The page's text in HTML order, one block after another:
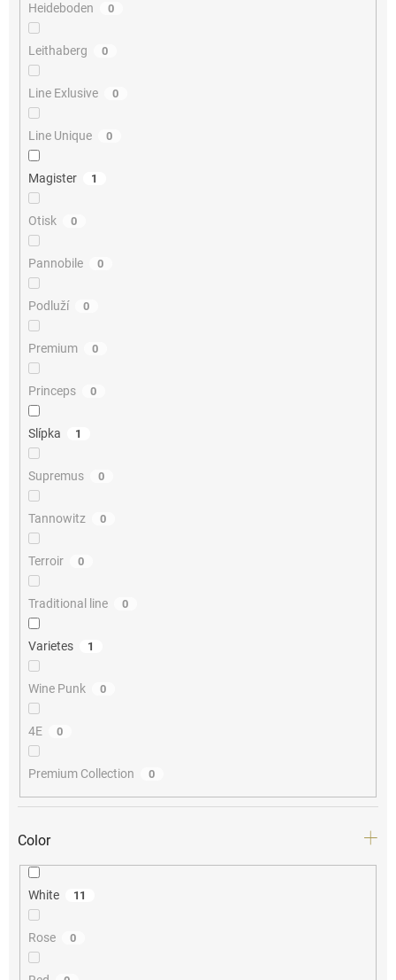
Heideboden 0
Leithaberg 0
Line Exlusive 0
Line Unique 0
Magister 1
Otisk 0
Pannobile 0
Podluží 0
Premium 0
Princeps 0
Slípka 1
Supremus 0
Tannowitz 0
Terroir 0
Traditional line 0
Varietes 1
Wine Punk 0
4E 0
Premium Collection 0
Color
White 11
Rose 0